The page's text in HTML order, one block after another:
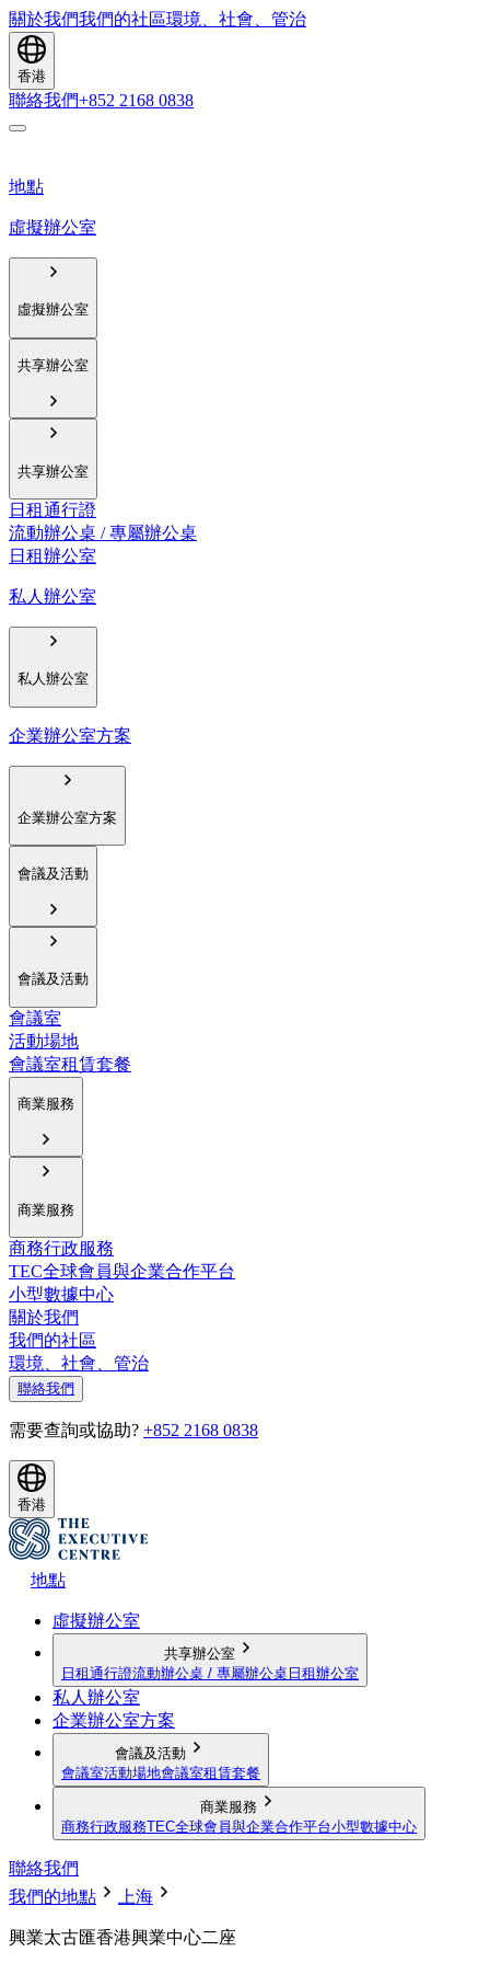
關於我們我們的社區環境、社會、管治
香港
聯絡我們+852 2168 0838
地點
虛擬辦公室
虛擬辦公室
共享辦公室
共享辦公室
日租通行證
流動辦公桌 / 專屬辦公桌
日租辦公室
私人辦公室
私人辦公室
企業辦公室方案
企業辦公室方案
會議及活動
會議及活動
會議室
活動場地
會議室租賃套餐
商業服務
商業服務
商務行政服務
TEC全球會員與企業合作平台
小型數據中心
關於我們
我們的社區
環境、社會、管治
聯絡我們
需要查詢或協助? +852 2168 0838
香港
地點
虛擬辦公室
共享辦公室
日租通行證流動辦公桌 / 專屬辦公桌 日租辦公室
私人辦公室
企業辦公室方案
會議及活動
會議室活動場地會議室租賃套餐
商業服務
商務行政服務TEC全球會員與企業合作平台小型數據中心
聯絡我們
我們的地點
上海
興業太古匯香港興業中心二座